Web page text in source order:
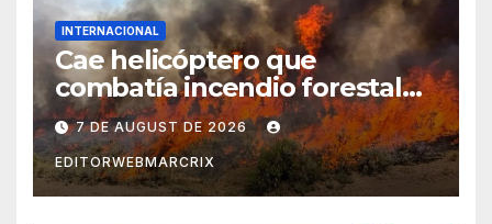
INTERNACIONAL
Cae helicóptero que
combatía incendio forestal
en Utah
7 DE AUGUST DE 2026
EDITORWEBMARCRIX